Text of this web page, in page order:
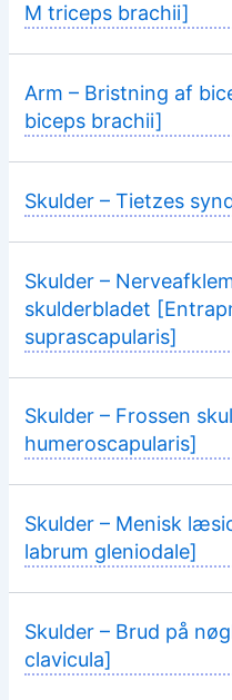
M triceps brachii]
Arm – Bristning af
biceps brachii]
Skulder – Tietzes
Skulder –
skulderbladet
suprascapularis]
Skulder – Frossen
humeroscapularis]
Skulder – Menisk
labrum gleniodale]
Skulder – Brud på
clavicula]